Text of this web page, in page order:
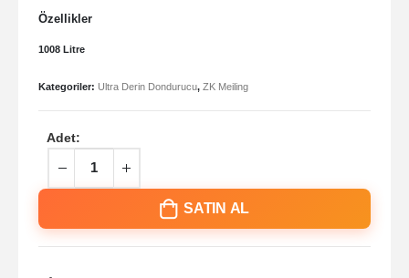
Özellikler
1008 Litre
Kategoriler: Ultra Derin Dondurucu, ZK Meiling
Adet:
SATIN AL